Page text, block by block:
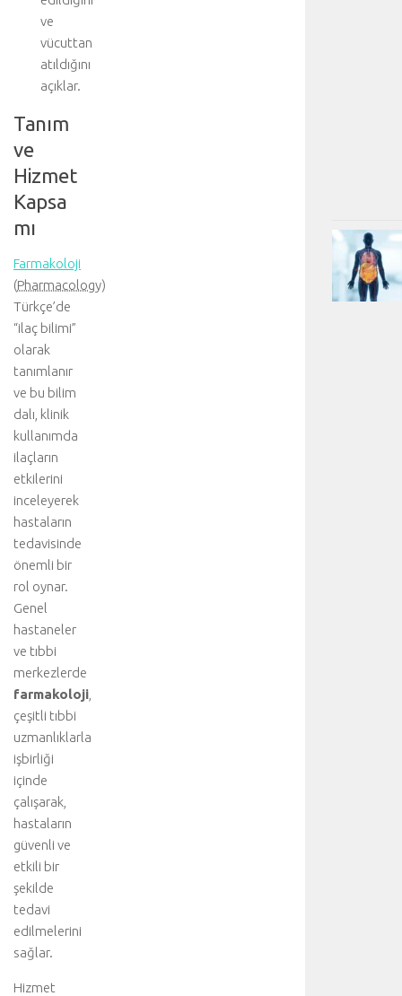
ve
vücuttan
atıldığını
açıklar.
Tanım
ve
Hizmet
Kapsa
mı
Farmakoloji
(Pharmacology)
Türkçe’de
“ilaç bilimi”
olarak
tanımlanır
ve bu bilim
dalı, klinik
kullanımda
ilaçların
etkilerini
inceleyerek
hastaların
tedavisinde
önemli bir
rol oynar.
Genel
hastaneler
ve tıbbi
merkezlerde
farmakoloji
çeşitli tıbbi
uzmanlıklarla
işbirliği
içinde
çalışarak,
hastaların
güvenli ve
etkili bir
şekilde
tedavi
edilmelerini
sağlar.
Hizmet